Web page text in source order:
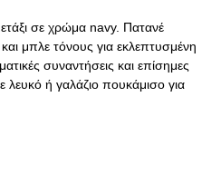
σε χρώμα navy. Πατανέ
μπλε τόνους για εκλεπτυσμένη
συναντήσεις και επίσημες
λευκό ή γαλάζιο πουκάμισο για